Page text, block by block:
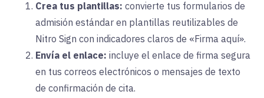
Crea tus plantillas: convierte tus formularios de
admisión estándar en plantillas reutilizables de
Nitro Sign con indicadores claros de «Firma aquí».
Envía el enlace: incluye el enlace de firma segura
en tus correos electrónicos o mensajes de texto
de confirmación de cita.